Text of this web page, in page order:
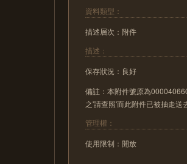
資料類型：
描述層次：附件
描述：
保存狀況：良好
備註：本附件號原為
之'請查照'而此附件已被抽走送
管理權：
使用限制：開放